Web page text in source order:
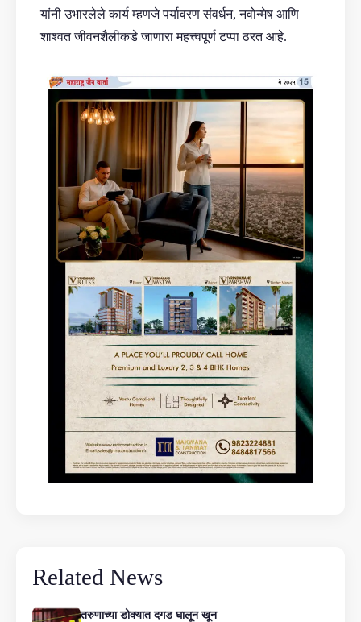
यांनी उभारलेले कार्य म्हणजे पर्यावरण संवर्धन, नवोन्मेष आणि
शाश्वत जीवनशैलीकडे जाणारा महत्त्वपूर्ण टप्पा ठरत आहे.
Related News
तरुणाच्या डोक्यात दगड घालून खून